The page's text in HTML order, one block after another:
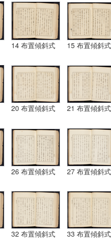
ムポシシヨン
14 布置傾斜式 15 布置傾斜式
20 布置傾斜式 21 布置傾斜式
26 布置傾斜式 27 布置傾斜式
32 布置傾斜式 33 布置傾斜式